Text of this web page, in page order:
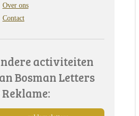
Over ons
Contact
activiteiten
Bosman Letters
Reklame: